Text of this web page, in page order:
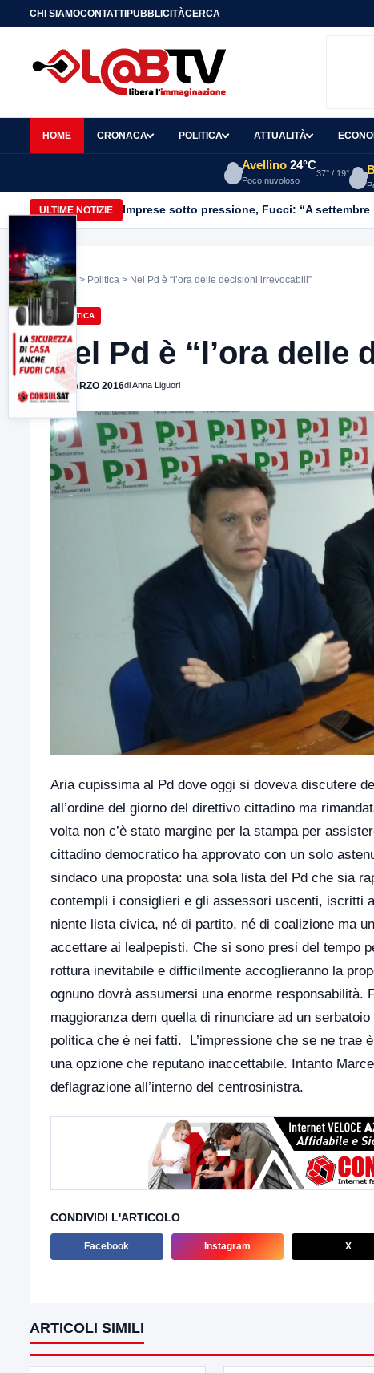
CHI SIAMOCONTATTIPUBBLICITÀCERCA
HOME CRONACA POLITICA ATTUALITÀ
Avellino 24°C
Poco nuvoloso
37° / 19°
ULTIME NOTIZIE Imprese sotto pressione, Fucci: “A
Home > Politica > Nel Pd è “l’ora delle decisioni irrevocabili”
POLITICA
Nel Pd è “l’ora
14 MARZO 2016di Anna Liguori
Aria cupissima al Pd dove oggi si doveva discutere
all’ordine del giorno del direttivo cittadino ma
volta non c’è stato margine per la stampa per
cittadino democratico ha approvato con un solo
sindaco una proposta: una sola lista del Pd che sia
contempli i consiglieri e gli assessori uscenti, iscritti
niente lista civica, né di partito, né di coalizione ma
accettare ai lealpepisti. Che si sono presi del tempo
rottura inevitabile e difficilmente accoglieranno la
ognuno dovrà assumersi una enorme
maggioranza dem quella di rinunciare ad un
politica che è nei fatti. L’impressione che se ne trae
una opzione che reputano inaccettabile. Intanto
deflagrazione all’interno del centrosinistra.
CONDIVIDI L'ARTICOLO
Facebook Instagram X
ARTICOLI SIMILI